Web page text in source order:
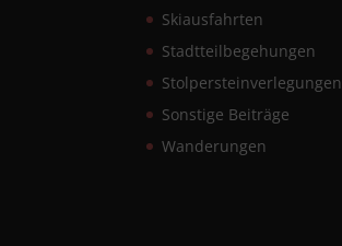
Skiausfahrten
Stadtteilbegehungen
Stolpersteinverlegungen
Sonstige Beiträge
Wanderungen